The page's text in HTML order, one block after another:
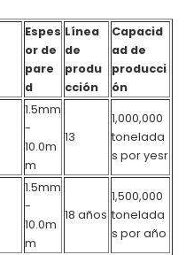
Espes
or de
pare
d
Línea
de
produ
cción
Capacid
ad de
producci
ón
1.5mm
-
10.0m
m
13
1,000,000
tonelada
s por yesr
1.5mm
-
10.0m
m
18 años
1,500,000
tonelada
s por año